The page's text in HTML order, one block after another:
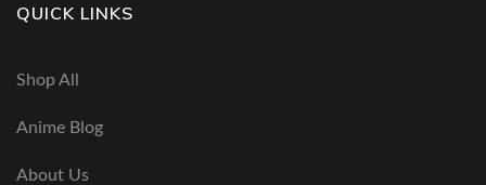
QUICK LINKS
Shop All
Anime Blog
About Us